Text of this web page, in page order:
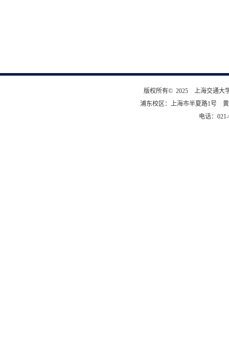
版权所有© 2025 上海交通大
浦东校区：上海市半夏路1号
电话：